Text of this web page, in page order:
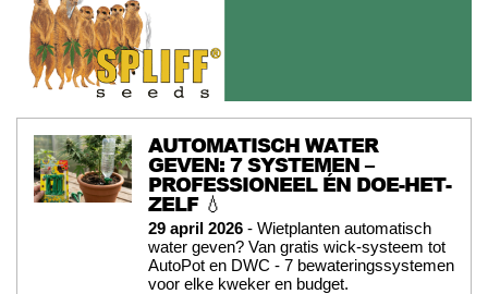
AUTOMATISCH WATER
GEVEN: 7 SYSTEMEN –
PROFESSIONEEL ÉN DOE-HET-
ZELF 💧
29 april 2026 - Wietplanten automatisch
water geven? Van gratis wick-systeem tot
AutoPot en DWC - 7 bewateringssystemen
voor elke kweker en budget.